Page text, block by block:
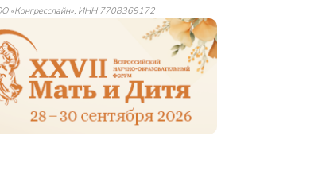
«Конгресслайн», ИНН 7708369172